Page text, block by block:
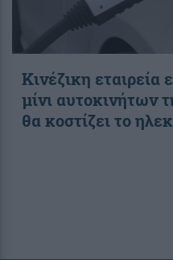
Κινέζικη εταιρεία
μίνι αυτοκινήτων
θα κοστίζει το